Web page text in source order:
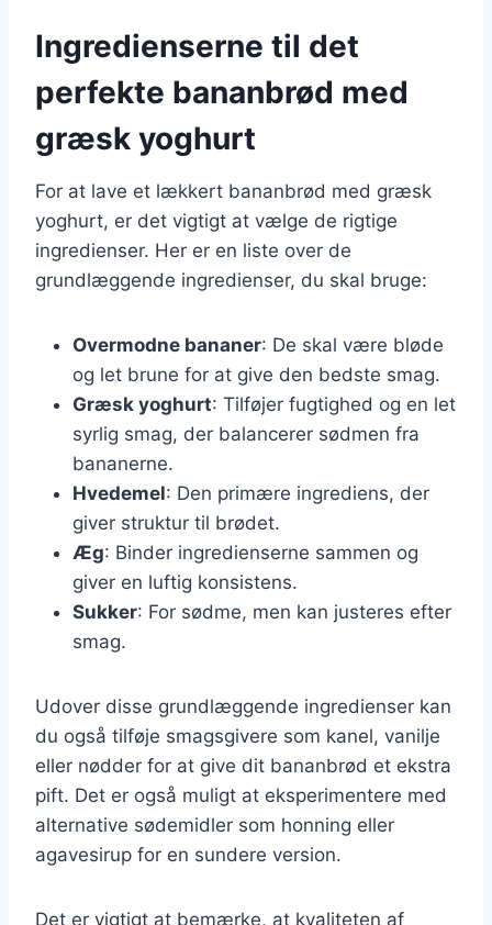
Ingredienserne til det
perfekte bananbrød med
græsk yoghurt
For at lave et lækkert bananbrød med græsk
yoghurt, er det vigtigt at vælge de rigtige
ingredienser. Her er en liste over de
grundlæggende ingredienser, du skal bruge:
Overmodne bananer: De skal være bløde
og let brune for at give den bedste smag.
Græsk yoghurt: Tilføjer fugtighed og en let
syrlig smag, der balancerer sødmen fra
bananerne.
Hvedemel: Den primære ingrediens, der
giver struktur til brødet.
Æg: Binder ingredienserne sammen og
giver en luftig konsistens.
Sukker: For sødme, men kan justeres efter
smag.
Udover disse grundlæggende ingredienser kan
du også tilføje smagsgivere som kanel, vanilje
eller nødder for at give dit bananbrød et ekstra
pift. Det er også muligt at eksperimentere med
alternative sødemidler som honning eller
agavesirup for en sundere version.
Det er vigtigt at bemærke, at kvaliteten af